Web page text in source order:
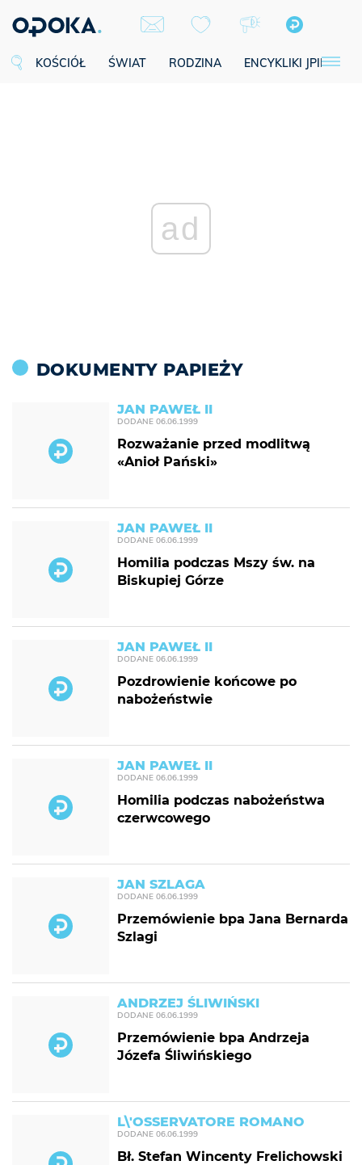
KOŚCIÓŁ ŚWIAT RODZINA ENCYKLIKI JPII
ad
DOKUMENTY PAPIEŻY
JAN PAWEŁ II
DODANE 06.06.1999
Rozważanie przed modlitwą
«Anioł Pański»
JAN PAWEŁ II
DODANE 06.06.1999
Homilia podczas Mszy św. na
Biskupiej Górze
JAN PAWEŁ II
DODANE 06.06.1999
Pozdrowienie końcowe po
nabożeństwie
JAN PAWEŁ II
DODANE 06.06.1999
Homilia podczas nabożeństwa
czerwcowego
JAN SZLAGA
DODANE 06.06.1999
Przemówienie bpa Jana Bernarda
Szlagi
ANDRZEJ ŚLIWIŃSKI
DODANE 06.06.1999
Przemówienie bpa Andrzeja
Józefa Śliwińskiego
L\'OSSERVATORE ROMANO
DODANE 06.06.1999
Bł. Stefan Wincenty Frelichowski